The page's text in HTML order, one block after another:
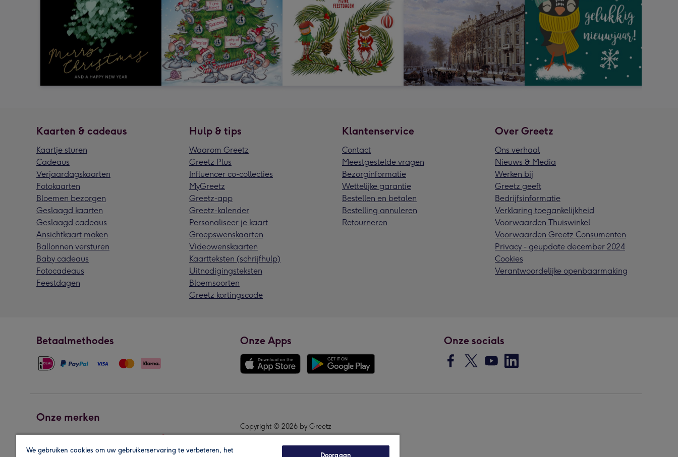
Kaarten & cadeaus
Kaartje sturen
Cadeaus
Verjaardagskaarten
Fotokaarten
Bloemen bezorgen
Geslaagd kaarten
Geslaagd cadeaus
Ansichtkaart maken
Ballonnen versturen
Baby cadeaus
Fotocadeaus
Feestdagen
Hulp & tips
Waarom Greetz
Greetz Plus
Influencer co-collecties
MyGreetz
Greetz-app
Greetz-kalender
Personaliseer je kaart
Groepswenskaarten
Videowenskaarten
Kaartteksten (schrijfhulp)
Uitnodigingsteksten
Bloemsoorten
Greetz kortingscode
Klantenservice
Contact
Meestgestelde vragen
Bezorginformatie
Wettelijke garantie
Bestellen en betalen
Bestelling annuleren
Retourneren
Over Greetz
Ons verhaal
Nieuws & Media
Werken bij
Greetz geeft
Bedrijfsinformatie
Verklaring toegankelijkheid
Voorwaarden Thuiswinkel
Voorwaarden Greetz Consumenten
Privacy - geupdate december 2024
Cookies
Verantwoordelijke openbaarmaking
Betaalmethodes Onze Apps Onze socials
Onze merken
Copyright © 2026 by Greetz
We gebruiken cookies om uw gebruikerservaring te verbeteren, het
Doorgaan